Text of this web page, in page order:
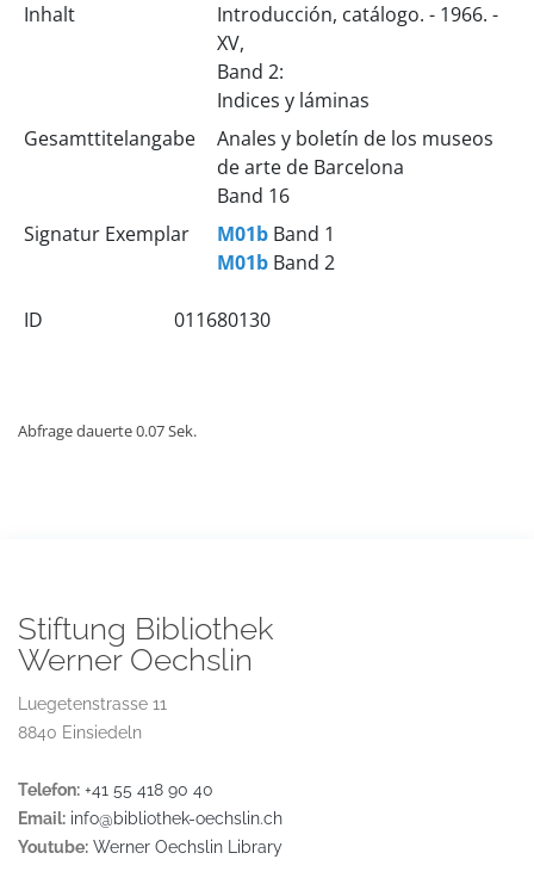
Inhalt
Introducción, catálogo. - 1966. -
XV,
Band 2:
Indices y láminas
Gesamttitelangabe
Anales y boletín de los museos
de arte de Barcelona
Band 16
Signatur Exemplar
M01b Band 1
M01b Band 2
ID 011680130
Abfrage dauerte 0.07 Sek.
Stiftung Bibliothek
Werner Oechslin
Luegetenstrasse 11
8840 Einsiedeln
Telefon: +41 55 418 90 40
Email: info@bibliothek-oechslin.ch
Youtube: Werner Oechslin Library